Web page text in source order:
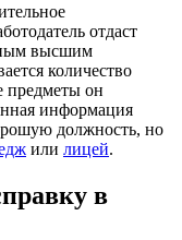
отдаст
высшим
количество
предметы он
информация
должность, но
или лицей.
в